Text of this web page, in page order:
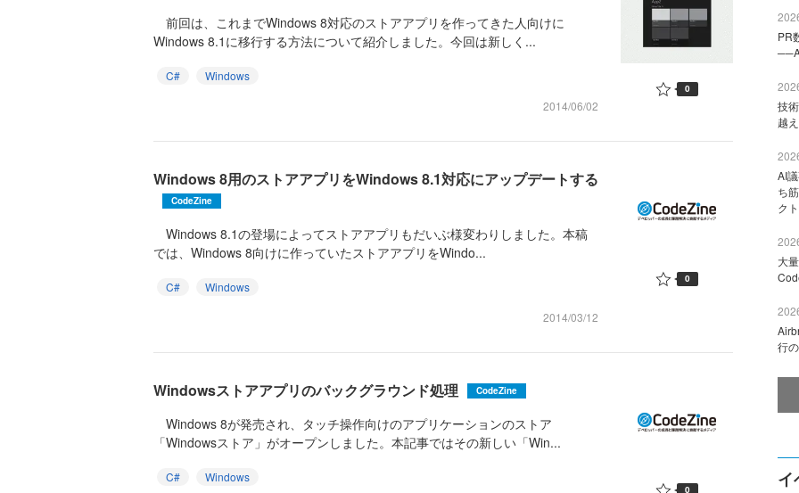
前回は、これまでWindows 8対応のストアアプリを作ってきた人向けに
Windows 8.1に移行する方法について紹介しました。今回は新しく...
C#
Windows
2014/06/02
0
Windows 8用のストアアプリをWindows 8.1対応にアップデートする
CodeZine
Windows 8.1の登場によってストアアプリもだいぶ様変わりしました。本稿
では、Windows 8向けに作っていたストアアプリをWindo...
C#
Windows
2014/03/12
0
Windowsストアアプリのバックグラウンド処理 CodeZine
Windows 8が発売され、タッチ操作向けのアプリケーションのストア
「Windowsストア」がオープンしました。本記事ではその新しい「Win...
C#
Windows
0
PR
技
越
AI
ち
ク
大
行
イ